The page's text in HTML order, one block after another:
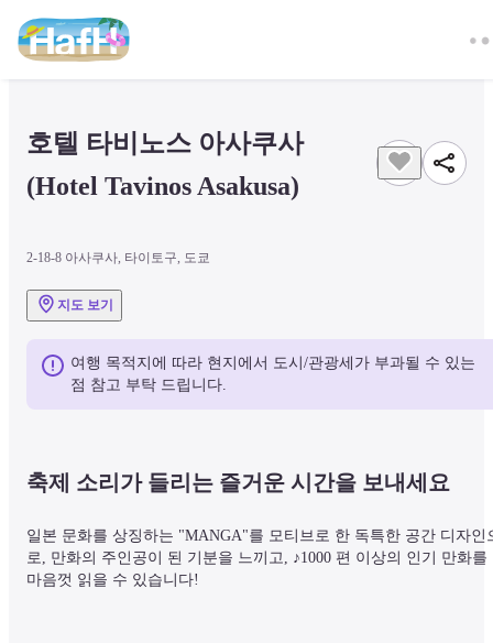
호텔 타비노스 아사쿠사
(Hotel Tavinos Asakusa)
2-18-8 아사쿠사, 타이토구, 도쿄
지도 보기
여행 목적지에 따라 현지에서 도시/관광세가 부과될 수 있는
점 참고 부탁 드립니다.
축제 소리가 들리는 즐거운 시간을 보내세요
일본 문화를 상징하는 "MANGA"를 모티브로 한 독특한 공간 디자인
로, 만화의 주인공이 된 기분을 느끼고, ♪1000 편 이상의 인기 만화를
마음껏 읽을 수 있습니다!